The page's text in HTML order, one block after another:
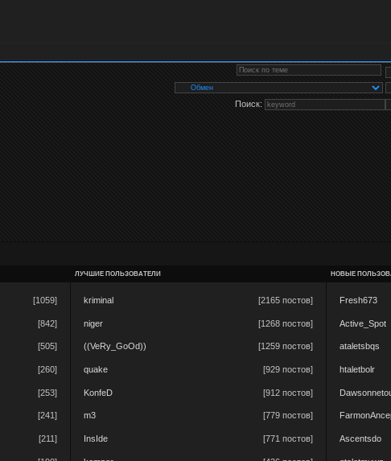
Поиск:
ЛУЧШИЕ ПОЛЬЗОВАТЕЛИ НОВЫЕ
[1059]
[842]
[505]
[260]
[253]
[241]
[211]
kriminal [2165 постов]
niger [1268 постов]
((VeRy_GoOd)) [1259 постов]
quake [929 постов]
KonfeD [912 постов]
m3 [779 постов]
InsIde [771 постов]
Fresh673
Active_Spot
ataletsbqs
htaletbolr
Ascentsdo